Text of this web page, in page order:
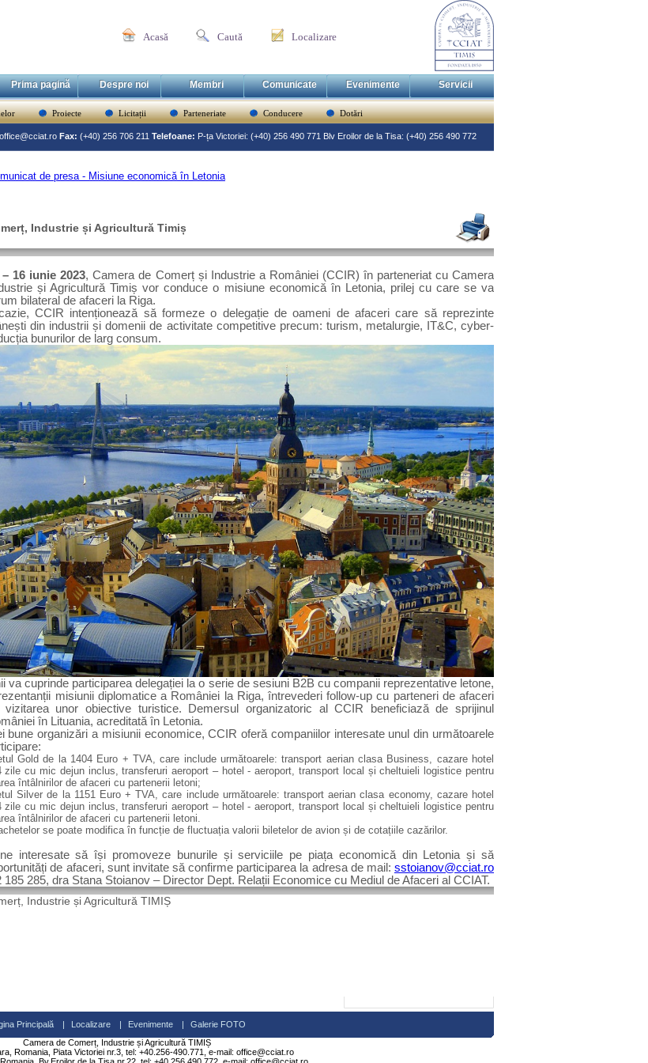
Acasă Caută Localizare
Prima pagină Despre noi Membri Comunicate Evenimente Servicii
Proiecte Licitații Parteneriate Conducere Dotări
office@cciat.ro Fax: (+40) 256 706 211 Telefoane: P-ța Victoriei: (+40) 256 490 771 Blv Eroilor de la Tisa: (+40) 256 490 772
de presa - Misiune economică în Letonia
Industrie și Agricultură Timiș
– 16 iunie 2023, Camera de Comerț și Industrie a României (CCIR) în parteneriat cu Camera
și Agricultură Timiș vor conduce o misiune economică în Letonia, prilej cu care se va
bilateral de afaceri la Riga.
CCIR intenționează să formeze o delegație de oameni de afaceri care să reprezinte
din industrii și domenii de activitate competitive precum: turism, metalurgie, IT&C, cyber-
bunurilor de larg consum.
va cuprinde participarea delegației la o serie de sesiuni B2B cu companii reprezentative letone,
misiunii diplomatice a României la Riga, întrevederi follow-up cu parteneri de afaceri
unor obiective turistice. Demersul organizatoric al CCIR beneficiază de sprijinul
în Lituania, acreditată în Letonia.
bune organizări a misiunii economice, CCIR oferă companiilor interesate unul din următoarele
Gold de la 1404 Euro + TVA, care include următoarele: transport aerian clasa Business, cazare hotel
zile cu mic dejun inclus, transferuri aeroport – hotel - aeroport, transport local și cheltuieli logistice pentru
întâlnirilor de afaceri cu partenerii letoni;
Silverde la 1151 Euro + TVA, care include următoarele: transport aerian clasa economy, cazare hotel
zile cu mic dejun inclus, transferuri aeroport – hotel - aeroport, transport local și cheltuieli logistice pentru
întâlnirilor de afaceri cu partenerii letoni.
se poate modifica în funcție de fluctuația valorii biletelor de avion și de cotațiile cazărilor.
interesate să își promoveze bunurile și serviciile pe piața economică din Letonia și să
de afaceri, sunt invitate să confirme participarea la adresa de mail: sstoianov@cciat.ro
185 285, dra Stana Stoianov – Director Dept. Relații Economice cu Mediul de Afaceri al CCIAT.
Industrie și Agricultură TIMIȘ
Principală Localizare Evenimente
Galerie FOTO
Camera de Comerț, Industrie și Agricultură TIMIȘ
Romania, Piata Victoriei nr.3, tel: +40.256-490.771, e-mail: office@cciat.ro